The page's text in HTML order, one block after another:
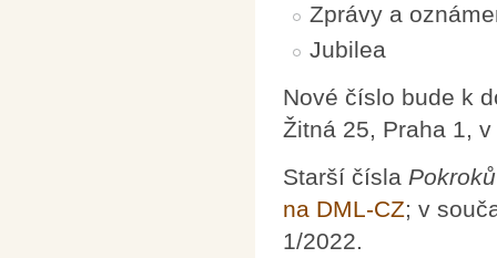
Zprávy a
Jubilea
Nové číslo bude k
Žitná 25, Praha 1,
Starší čísla
na DML-CZ; v
1/2022.